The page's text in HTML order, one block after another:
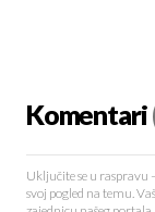
Komentari
Uključite se u raspravu
svoj pogled na temu.